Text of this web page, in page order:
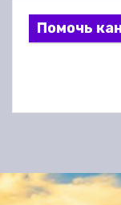
Помочь